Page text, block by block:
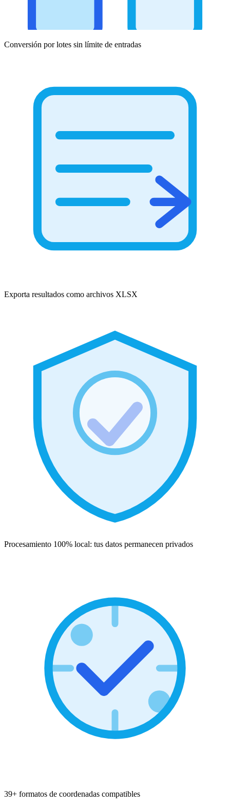
Conversión por lotes sin límite de entradas
Exporta resultados como archivos XLSX
Procesamiento 100% local: tus datos permanecen privados
39+ formatos de coordenadas compatibles